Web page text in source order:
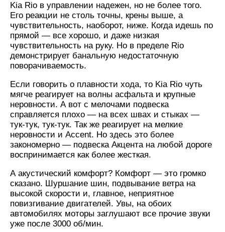
Kia Rio в управлении надежен, но не более того.
Его реакции не столь точны, крены выше, а
чувствительность, наоборот, ниже. Когда идешь по
прямой — все хорошо, и даже низкая
чувствительность на руку. Но в пределе Rio
демонстрирует банальную недостаточную
поворачиваемость.
Если говорить о плавности хода, то Kia Rio чуть
мягче реагирует на волны асфальта и крупные
неровности. А вот с мелочами подвеска
справляется плохо — на всех швах и стыках —
тук-тук, тук-тук. Так же реагирует на мелкие
неровности и Accent. Но здесь это более
закономерно — подвеска Акцента на любой дороге
воспринимается как более жесткая.
А акустический комфорт? Комфорт — это громко
сказано. Шуршание шин, подвывание ветра на
высокой скорости и, главное, неприятное
повизгивание двигателей. Увы, на обоих
автомобилях моторы заглушают все прочие звуки
уже после 3000 об/мин.